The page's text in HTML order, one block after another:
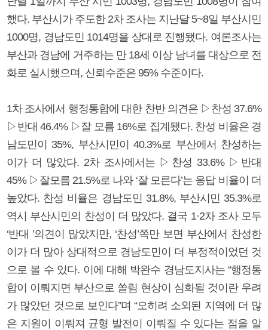
했다. 부산시가 주도한 2차 조사는 지난달 5~8일 부산시민
1000명, 경남도민 1014명을 상대로 진행됐다. 여론조사는
부산과 경남에 거주하는 만 18세 이상 남녀를 대상으로 전
화로 실시했으며, 신뢰수준은 95% 수준이다.
1차 조사에서 행정통합에 대한 찬반 의견은 ▷찬성 37.6%
▷반대 46.4% ▷잘 모름 16%로 집계됐다. 찬성 비율은 경
남도민이 35%, 부산시민이 40.3%로 부산에서 찬성하는
이가 더 많았다. 2차 조사에서는 ▷찬성 33.6% ▷반대
45% ▷잘모름 21.5%로 나와 ‘잘 모른다’는 응답 비율이 더
높았다. 찬성 비율은 경남도민 31.8%, 부산시민 35.3%로
역시 부산시민의 찬성이 더 많았다. 결국 1·2차 조사 모두
‘반대 ’의견이 많았지만, ‘찬성’쪽만 보면 부산에서 찬성한
이가 더 많아 상대적으로 경남도민이 더 부정적이었던 것
으로 볼 수 있다. 이에 대해 박완수 경남도지사는 “행정통
합이 이뤄지면 부산으로 쏠림 현상이 심화될 것이란 우려
가 많았던 것으로 보인다”며 “오히려 소외된 지역에 더 많
은 지원이 이뤄져 균형 발전이 이뤄질 수 있다는 점을 알